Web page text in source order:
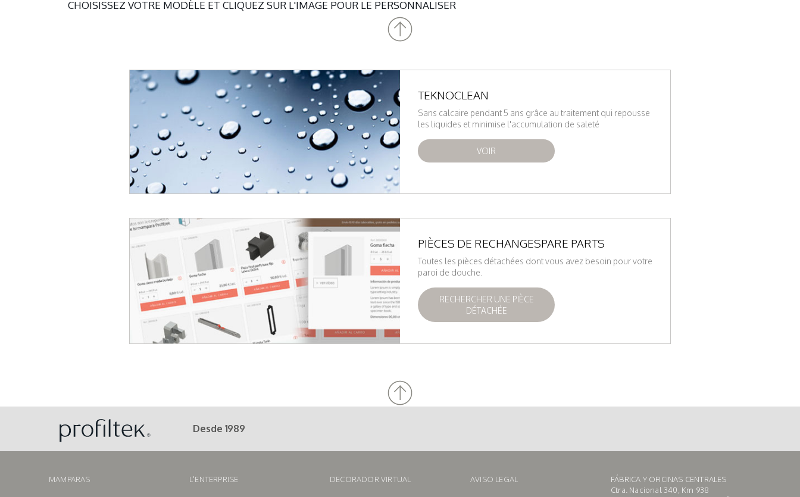
CHOISISSEZ VOTRE MODÈLE ET CLIQUEZ SUR L'IMAGE POUR LE PERSONNALISER
TEKNOCLEAN
Sans calcaire pendant 5 ans grâce au traitement qui repousse
les liquides et minimise l'accumulation de saleté
VOIR
PIÈCES DE RECHANGESPARE PARTS
Toutes les pièces détachées dont vous avez besoin pour votre
paroi de douche.
RECHERCHER UNE PIÈCE
DÉTACHÉE
Desde 1989
MAMPARAS L'ENTERPRISE DECORADOR VIRTUAL AVISO LEGAL
FÁBRICA Y OFICINAS CENTRALES
Ctra. Nacional 340, Km 938